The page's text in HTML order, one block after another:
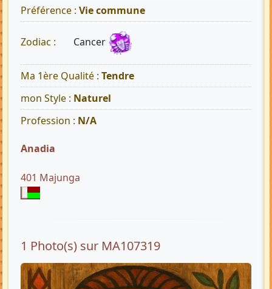
Préférence : Vie commune
Zodiac : Cancer
Ma 1ère Qualité : Tendre
mon Style : Naturel
Profession : N/A
Anadia
401 Majunga
1 Photo(s) sur MA107319